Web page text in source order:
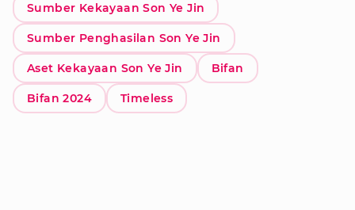
Sumber Kekayaan Son Ye Jin
Sumber Penghasilan Son Ye Jin
Aset Kekayaan Son Ye Jin Bifan
Bifan 2024 Timeless